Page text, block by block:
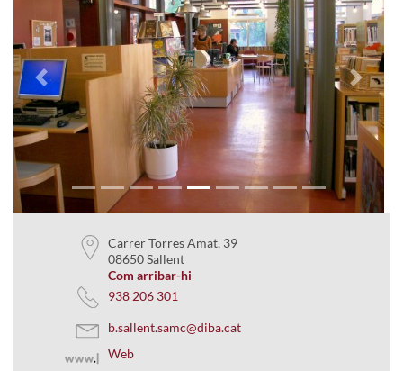
Previous Next
Carrer Torres Amat, 39
08650 Sallent
Com arribar-hi
938 206 301
b.sallent.samc@diba.cat
Web